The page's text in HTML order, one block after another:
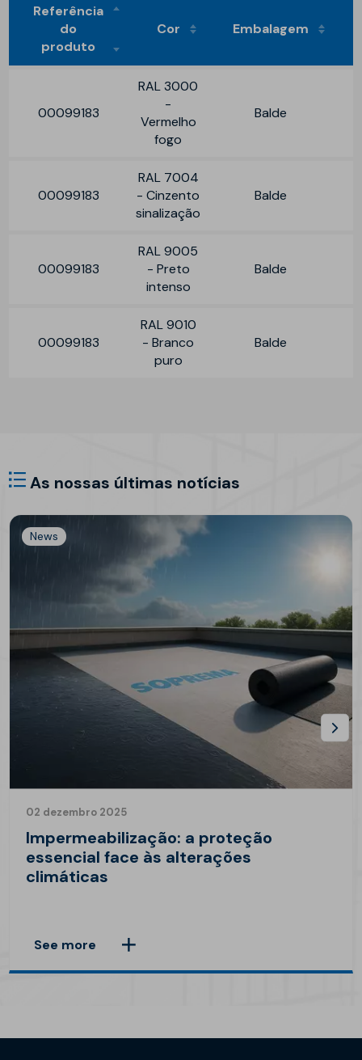
Referência
do
produto
Cor Embalagem
00099183
RAL 3000
-
Vermelho
fogo
Balde
00099183
RAL 7004
- Cinzento
sinalização
Balde
00099183
RAL 9005
- Preto
intenso
Balde
00099183
RAL 9010
- Branco
puro
Balde
As nossas últimas notícias
News
02 dezembro 2025
Impermeabilização: a proteção
essencial face às alterações
climáticas
See more